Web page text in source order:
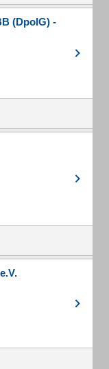
(DpolG) -